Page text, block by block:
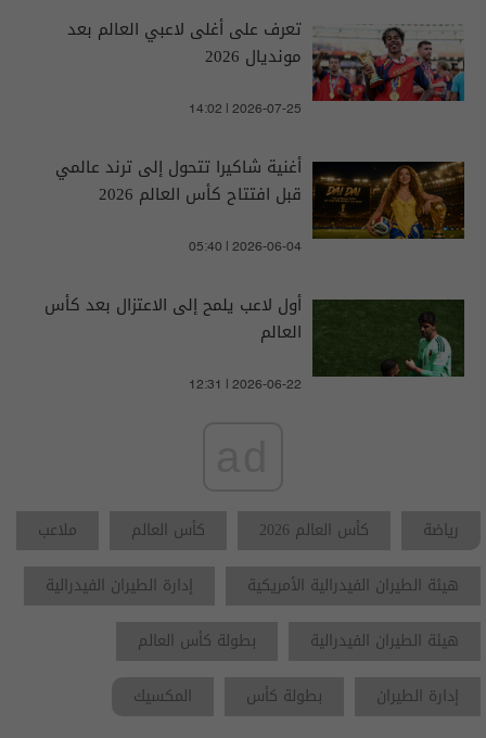
تعرف على أغلى لاعبي العالم بعد
مونديال 2026
14:02 | 2026-07-25
أغنية شاكيرا تتحول إلى ترند عالمي
قبل افتتاح كأس العالم 2026
05:40 | 2026-06-04
أول لاعب يلمح إلى الاعتزال بعد كأس
العالم
12:31 | 2026-06-22
رياضة كأس العالم 2026 كأس العالم
ملاعب
هيئة الطيران الفيدرالية الأمريكية
إدارة الطيران الفيدرالية
هيئة الطيران الفيدرالية
بطولة كأس العالم
إدارة الطيران
بطولة كأس المكسيك